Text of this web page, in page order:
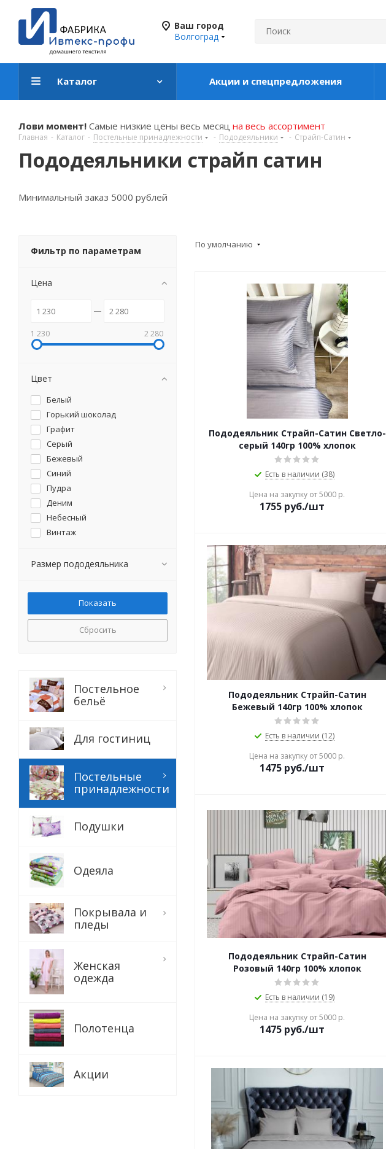
Ваш город
Волгоград
Каталог Акции и спецпредложения
Лови момент! Самые низкие цены весь месяц на весь ассортимент
Главная - Каталог - Постельные принадлежности - Пододеяльники - Страйп-Сатин
Пододеяльники страйп сатин
Минимальный заказ 5000 рублей
По умолчанию
Пододеяльник Страйп-Сатин Светло-
серый 140гр 100% хлопок
Есть в наличии (38)
Цена на закупку от 5000 р.
1755 руб./шт
Пододеяльник Страйп-Сатин
Бежевый 140гр 100% хлопок
Есть в наличии (12)
Цена на закупку от 5000 р.
1475 руб./шт
Пододеяльник Страйп-Сатин
Розовый 140гр 100% хлопок
Есть в наличии (19)
Цена на закупку от 5000 р.
1475 руб./шт
Фильтр по параметрам
Цена
1 230 2 280
Цвет
Белый
Горький шоколад
Графит
Серый
Бежевый
Синий
Пудра
Деним
Небесный
Винтаж
Изумруд
Размер пододеяльника
Сбросить
Постельное
бельё
Для гостиниц
Постельные
принадлежности
Подушки
Одеяла
Покрывала и
пледы
Женская
одежда
Полотенца
Акции